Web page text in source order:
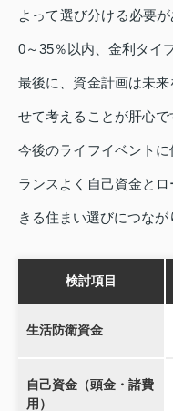
よって選び分ける必要
0～35％以内、金利タイ
最後に、資金計画は未
せて考えることが肝心で
今後のライフイベント
ランスよく自己資金と
きる住まい選びにつなが
検討項目
生活防衛資金
自己資金（頭金・諸費
用）